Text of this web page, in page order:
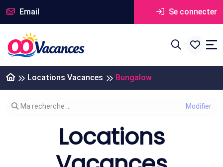
Email Se connecter
Locations Vacances Bungalow
Modifier votre recherche
Ma recherche ...
Locations